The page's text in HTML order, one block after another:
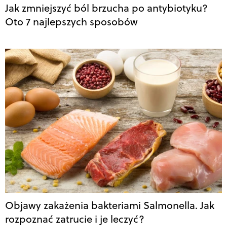
Jak zmniejszyć ból brzucha po antybiotyku?
Oto 7 najlepszych sposobów
Objawy zakażenia bakteriami Salmonella. Jak
rozpoznać zatrucie i je leczyć?